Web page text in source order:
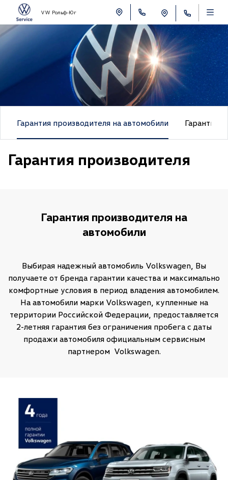
VW Рольф-Юг
Гарантия производителя на автомобили Гарантия
Гарантия производителя
Гарантия производителя на
автомобили
Выбирая надежный автомобиль Volkswagen, Вы
получаете от бренда гарантии качества и максимально
комфортные условия в период владения автомобилем.
На автомобили марки Volkswagen, купленные на
территории Российской Федерации, предоставляется
2-летняя гарантия без ограничения пробега с даты
продажи автомобиля официальным сервисным
партнером Volkswagen.